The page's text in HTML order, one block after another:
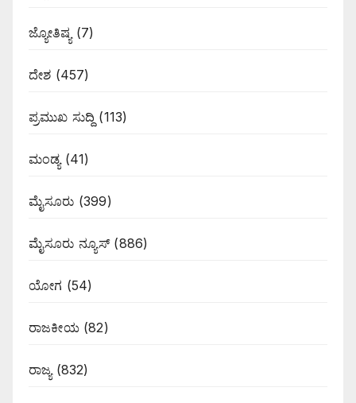
ಜ್ಯೋತಿಷ್ಯ(7)
ದೇಶ (457)
ಪ್ರಮುಖ ಸುದ್ದಿ (113)
ಮಂಡ್ಯ(41)
ಮೈಸೂರು (399)
ಮೈಸೂರು ನ್ಯೂಸ್(886)
ಯೋಗ (54)
ರಾಜಕೀಯ(82)
ರಾಜ್ಯ(832)